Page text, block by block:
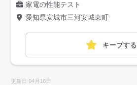
家電の性能テスト
愛知県安城市三河安城東町
キープする
更新日:04月16日